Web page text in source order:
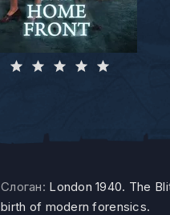
Слоган: London 1940. The
birth of modern forensics.